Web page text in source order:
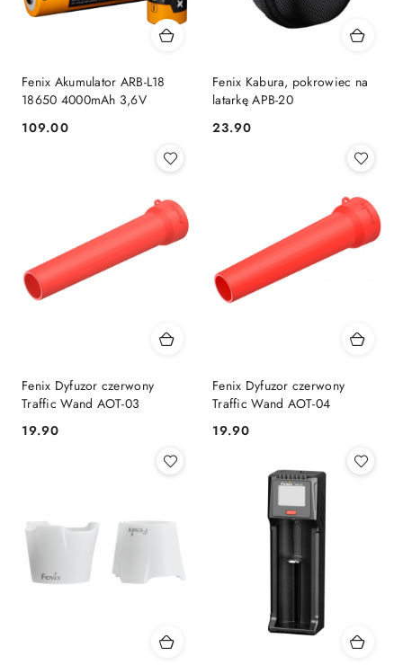
Fenix Akumulator ARB-L18
18650 4000mAh 3,6V
Cena:
109.00
Fenix Kabura, pokrowiec na
latarkę APB-20
Cena:
23.90
Fenix Dyfuzor czerwony
Traffic Wand AOT-03
Cena:
19.90
Fenix Dyfuzor czerwony
Traffic Wand AOT-04
Cena:
19.90